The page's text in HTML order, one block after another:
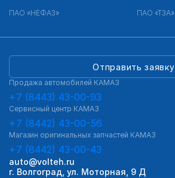
Отправить заявку
Продажа автомобилей КАМАЗ
+7 (8443) 43-00-93
Сервисный центр КАМАЗ
+7 (8442) 43-00-56
Магазин оригинальных запчастей КАМАЗ
+7 (8442) 43-00-43
auto@volteh.ru
г. Волгоград, ул. Моторная, 9 Д
ПАО «НЕФАЗ» ПАО «ТЗА»